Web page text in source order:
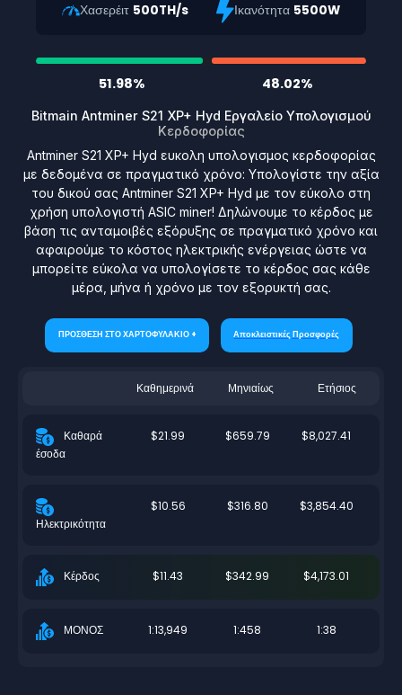
Χασερέιτ 500TH/s Ικανότητα 5500W
51.98% 48.02%
Bitmain Antminer S21 XP+ Hyd Εργαλείο Υπολογισμού
Κερδοφορίας
Antminer S21 XP+ Hyd ευκολη υπολογισμος κερδοφορίας
με δεδομένα σε πραγματικό χρόνο: Υπολογίστε την αξία
του δικού σας Antminer S21 XP+ Hyd με τον εύκολο στη
χρήση υπολογιστή ASIC miner! Δηλώνουμε το κέρδος με
βάση τις ανταμοιβές εξόρυξης σε πραγματικό χρόνο και
αφαιρούμε το κόστος ηλεκτρικής ενέργειας ώστε να
μπορείτε εύκολα να υπολογίσετε το κέρδος σας κάθε
μέρα, μήνα ή χρόνο με τον εξορυκτή σας.
ΠΡΟΣΘΕΣΗ ΣΤΟ ΧΑΡΤΟΦΥΛΑΚΙΟ + Αποκλειστικές Προσφορές
Καθημερινά Μηνιαίως Ετήσιος
Καθαρά
έσοδα
$21.99 $659.79 $8,027.41
Ηλεκτρικότητα
$10.56 $316.80 $3,854.40
Κέρδος $11.43 $342.99 $4,173.01
ΜΟΝΟΣ 1:13,949 1:458 1:38